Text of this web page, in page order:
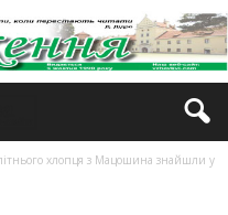
хлопця з Мацошина знайшли у